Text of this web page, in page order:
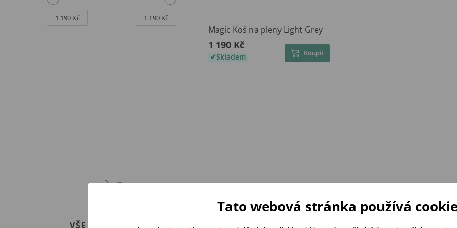
Magic Koš na pleny Light Grey
1 190 Kč
Skladem Koupit
VŠE MÁME SKLADEM
ZÍTRA U VÁS DOMA
RÁDI PORADÍME
Tato webová stránka používá